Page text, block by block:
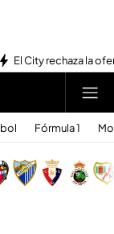
El City rechaza la
Fórmula 1